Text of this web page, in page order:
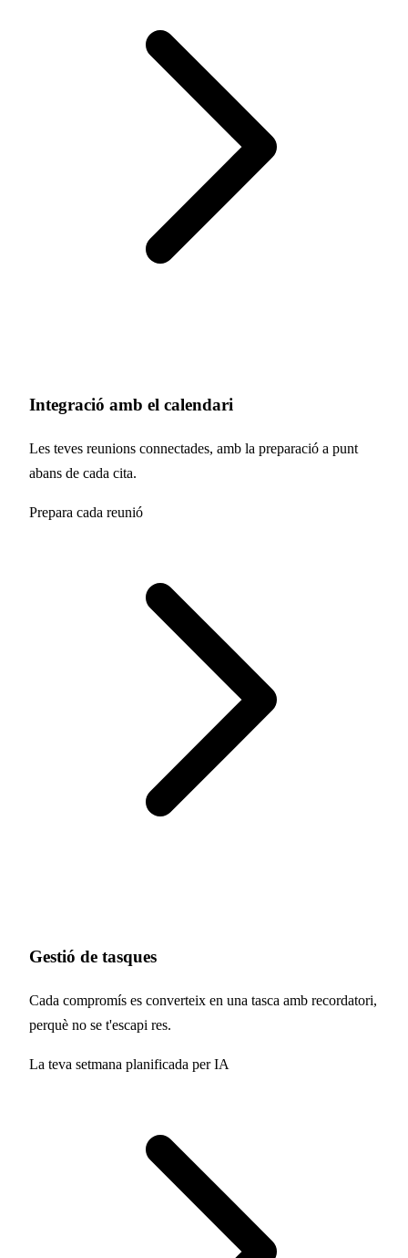
Integració amb el calendari
Les teves reunions connectades, amb la preparació a punt
abans de cada cita.
Prepara cada reunió
Gestió de tasques
Cada compromís es converteix en una tasca amb recordatori,
perquè no se t'escapi res.
La teva setmana planificada per IA